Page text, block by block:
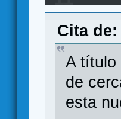
Cita
A título
de
esta